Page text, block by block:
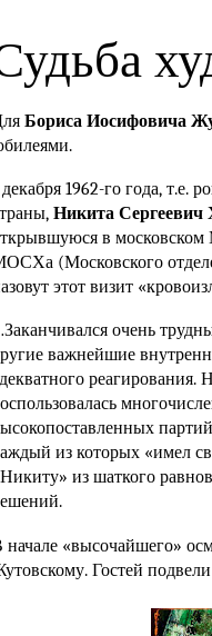
Бориса Иосифовича
декабря 1962-го года, т.е.
Никита
в
(Московского
этот визит
очень
важнейшие
из которых «имел
из шаткого
начале «высочайшего»
Гостей